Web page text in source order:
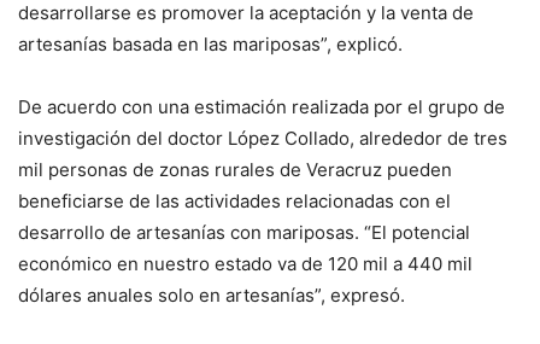
desarrollarse es promover la aceptación y la venta de
artesanías basada en las mariposas”, explicó.
De acuerdo con una estimación realizada por el grupo de
investigación del doctor López Collado, alrededor de tres
mil personas de zonas rurales de Veracruz pueden
beneficiarse de las actividades relacionadas con el
desarrollo de artesanías con mariposas. “El potencial
económico en nuestro estado va de 120 mil a 440 mil
dólares anuales solo en artesanías”, expresó.